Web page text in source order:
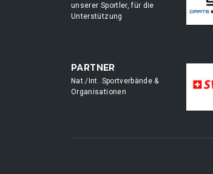
unserer Sportler, für die
Unterstützung
PARTNER
Nat./Int. Sportverbände &
Organisationen